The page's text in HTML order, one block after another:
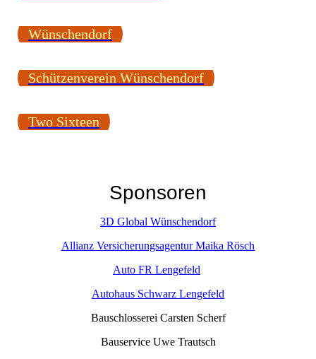
Wünschendorf
Schützenverein Wünschendorf
Two Sixteen
Sponsoren
3D Global Wünschendorf
Allianz Versicherungsagentur Maika Rösch
Auto FR Lengefeld
Autohaus Schwarz Lengefeld
Bauschlosserei Carsten Scherf
Bauservice Uwe Trautsch